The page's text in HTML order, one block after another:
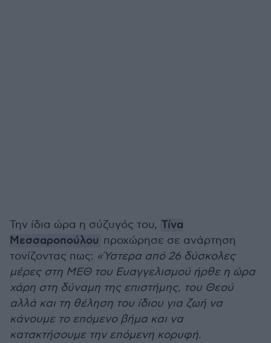
Την ίδια ώρα η σύζυγός του, Τίνα
Μεσσαροπούλου προχώρησε σε ανάρτηση
τονίζοντας πως: «Ύστερα από 26 δύσκολες
μέρες στη ΜΕΘ του Ευαγγελισμού ήρθε η ώρα
χάρη στη δύναμη της επιστήμης, του Θεού
αλλά και τη θέληση του ίδιου για ζωή να
κάνουμε το επόμενο βήμα και να
κατακτήσουμε την επόμενη κορυφή.